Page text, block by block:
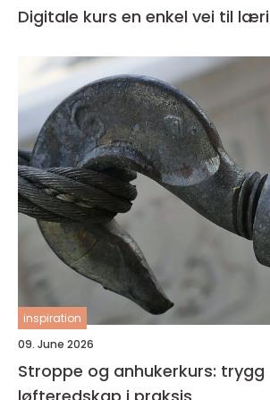
Digitale kurs en enkel
inspiration
09. June 2026
Stroppe og anhukerkurs: trygg